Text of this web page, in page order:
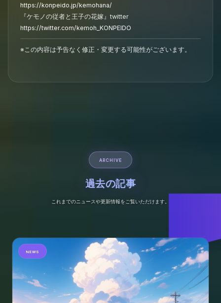
https://konpeido.jp/kemohana/
『ケモノの従者と王子の花嫁』twitter
https://twitter.com/kemoh_KONPEIDO
※この内容は予告なく修正・変更する可能性がございます。
ARCHIVE
過去の記事
これまでのニュースや更新情報をご覧いただけます。
NEWS